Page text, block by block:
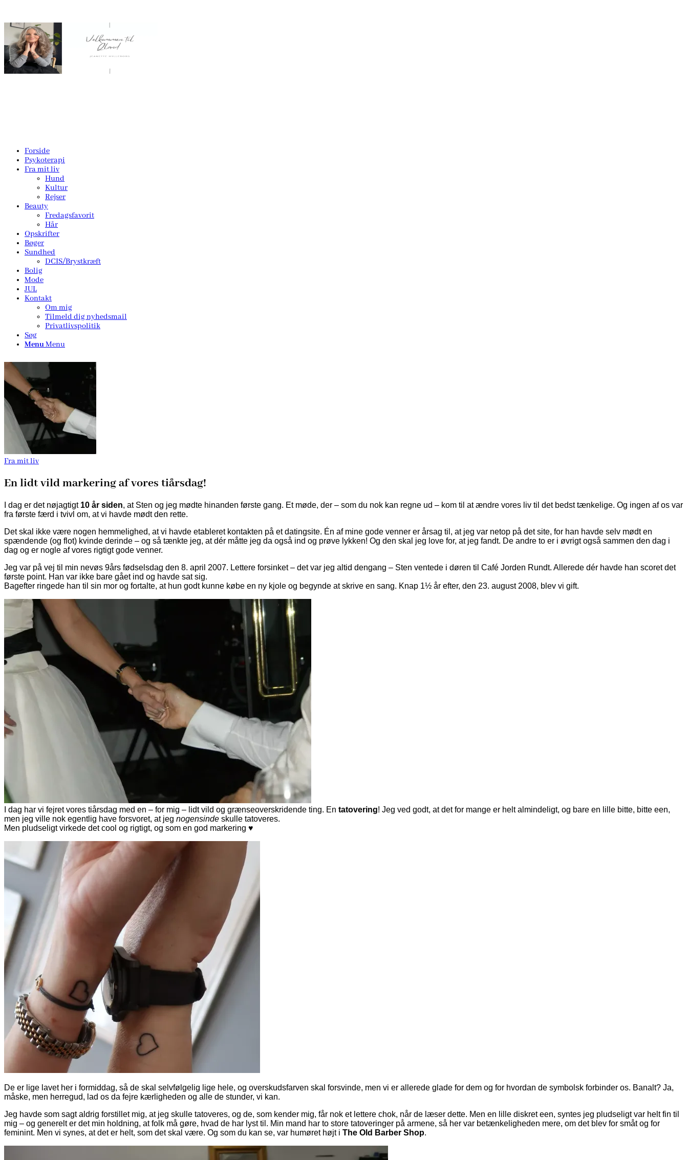
Forside
Psykoterapi
Fra mit liv
Hund
Kultur
Rejser
Beauty
Fredagsfavorit
Hår
Opskrifter
Bøger
Sundhed
DCIS/Brystkræft
Bolig
Mode
JUL
Kontakt
Om mig
Tilmeld dig nyhedsmail
Privatlivspolitik
Søg
MenuMenu
Fra mit liv
En lidt vild markering af vores tiårsdag!
I dag er det nøjagtigt 10 år siden, at Sten og jeg mødte hinanden første gang. Et møde, der – som du nok kan regne ud – kom til at ændre vores liv til det bedst tænkelige. Og ingen af os var
fra første færd i tvivl om, at vi havde mødt den rette.
Det skal ikke være nogen hemmelighed, at vi havde etableret kontakten på et datingsite. Én af mine gode venner er årsag til, at jeg var netop på det site, for han havde selv mødt en
spændende (og flot) kvinde derinde – og så tænkte jeg, at dér måtte jeg da også ind og prøve lykken! Og den skal jeg love for, at jeg fandt. De andre to er i øvrigt også sammen den dag i
dag og er nogle af vores rigtigt gode venner.
Jeg var på vej til min nevøs 9års fødselsdag den 8. april 2007. Lettere forsinket – det var jeg altid dengang – Sten ventede i døren til Café Jorden Rundt. Allerede dér havde han scoret det
første point. Han var ikke bare gået ind og havde sat sig.
Bagefter ringede han til sin mor og fortalte, at hun godt kunne købe en ny kjole og begynde at skrive en sang. Knap 1½ år efter, den 23. august 2008, blev vi gift.
I dag har vi fejret vores tiårsdag med en – for mig – lidt vild og grænseoverskridende ting. En tatovering! Jeg ved godt, at det for mange er helt almindeligt, og bare en lille bitte, bitte een,
men jeg ville nok egentlig have forsvoret, at jeg nogensinde skulle tatoveres.
Men pludseligt virkede det cool og rigtigt, og som en god markering ♥
De er lige lavet her i formiddag, så de skal selvfølgelig lige hele, og overskudsfarven skal forsvinde, men vi er allerede glade for dem og for hvordan de symbolsk forbinder os. Banalt? Ja,
måske, men herregud, lad os da fejre kærligheden og alle de stunder, vi kan.
Jeg havde som sagt aldrig forstillet mig, at jeg skulle tatoveres, og de, som kender mig, får nok et lettere chok, når de læser dette. Men en lille diskret een, syntes jeg pludseligt var helt fin til
mig – og generelt er det min holdning, at folk må gøre, hvad de har lyst til. Min mand har to store tatoveringer på armene, så her var betænkeligheden mere, om det blev for småt og for
feminint. Men vi synes, at det er helt, som det skal være. Og som du kan se, var humøret højt i The Old Barber Shop.